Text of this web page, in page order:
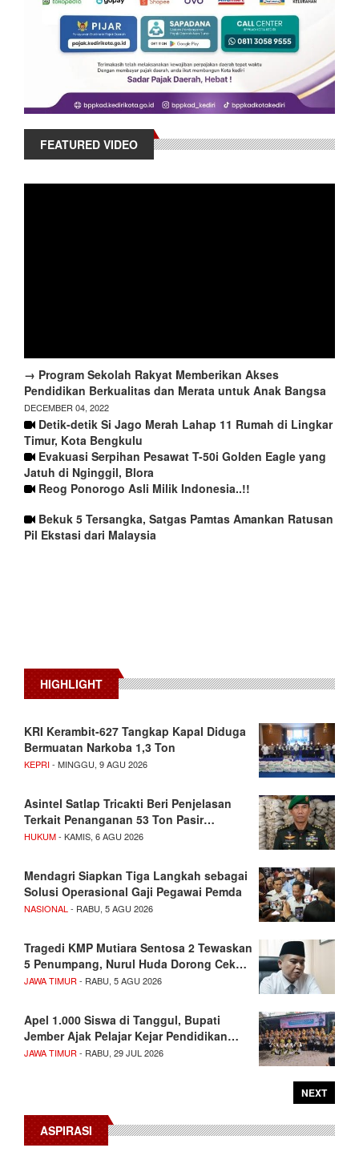
FEATURED VIDEO
→ Program Sekolah Rakyat Memberikan Akses
Pendidikan Berkualitas dan Merata untuk Anak Bangsa
DECEMBER 04, 2022
Detik-detik Si Jago Merah Lahap 11 Rumah di Lingkar
Timur, Kota Bengkulu
Evakuasi Serpihan Pesawat T-50i Golden Eagle yang
Jatuh di Nginggil, Blora
Reog Ponorogo Asli Milik Indonesia..!!
Bekuk 5 Tersangka, Satgas Pamtas Amankan Ratusan
Pil Ekstasi dari Malaysia
HIGHLIGHT
KRI Kerambit-627 Tangkap Kapal Diduga
Bermuatan Narkoba 1,3 Ton
KEPRI- MINGGU, 9 AGU 2026
Asintel Satlap Tricakti Beri Penjelasan
Terkait Penanganan 53 Ton Pasir…
HUKUM- KAMIS, 6 AGU 2026
Mendagri Siapkan Tiga Langkah sebagai
Solusi Operasional Gaji Pegawai Pemda
NASIONAL - RABU, 5 AGU 2026
Tragedi KMP Mutiara Sentosa 2 Tewaskan
5 Penumpang, Nurul Huda Dorong Cek…
JAWA TIMUR - RABU, 5 AGU 2026
Apel 1.000 Siswa di Tanggul, Bupati
Jember Ajak Pelajar Kejar Pendidikan…
JAWA TIMUR - RABU, 29 JUL 2026
NEXT
ASPIRASI